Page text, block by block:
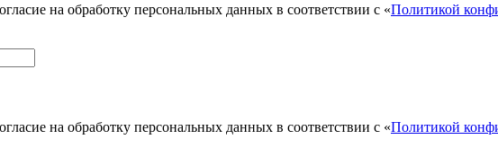
на обработку персональных данных в соответствии с «Политикой
на обработку персональных данных в соответствии с «Политикой